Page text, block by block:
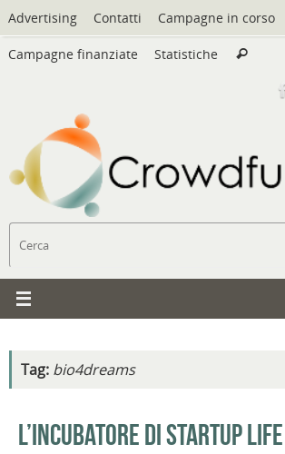
Vai
al
contenuto
Advertising Contatti Campagne in corso
Campagne finanziate Statistiche Cerca
Tag: bio4dreams
L’incubatore di startup Life